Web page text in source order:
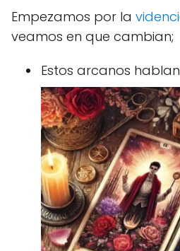
Empezamos por la
veamos en que cambian;
Estos arcanos